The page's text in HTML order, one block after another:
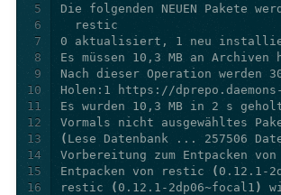
5
6
7
8
9
10
11
12
13
14
15
16
Holen:1 https://
Es wurden 10,3 MB in 2 s
( Lese Datenbank ... 257506
Entpacken von restic ( 0.12.1-
restic
( 0.12.1-2dp06~focal1 )